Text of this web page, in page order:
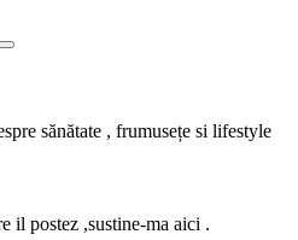
sănătate , frumusețe si lifestyle
il postez ,sustine-ma aici .